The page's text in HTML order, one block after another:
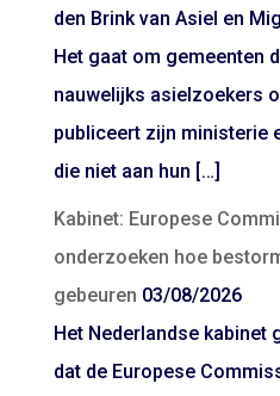
den Brink van Asiel en
Het gaat om gemeenten
nauwelijks asielzoekers
publiceert zijn ministerie
die niet aan hun […]
Kabinet: Europese
onderzoeken hoe
gebeuren 03/08/2026
Het Nederlandse kabinet
dat de Europese